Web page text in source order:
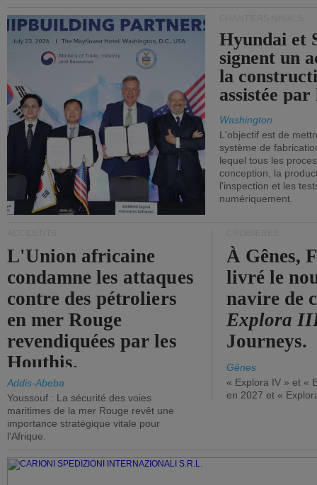
Hyundai et
signent un
la
assistée
Washington
L'objectif est de
système de
lequel tous les
conception, la
l'inspection et les
numériquement.
L'Union africaine
condamne les attaques
contre des pétroliers
en mer Rouge
revendiquées par les
Houthis.
Addis-Abeba
Youssouf : La sécurité des voies
maritimes de la mer Rouge revêt une
importance stratégique vitale pour
l'Afrique.
À Gênes,
livré le
navire de
Explora
Journeys.
Gênes
« Explora IV » et «
en 2027 et «